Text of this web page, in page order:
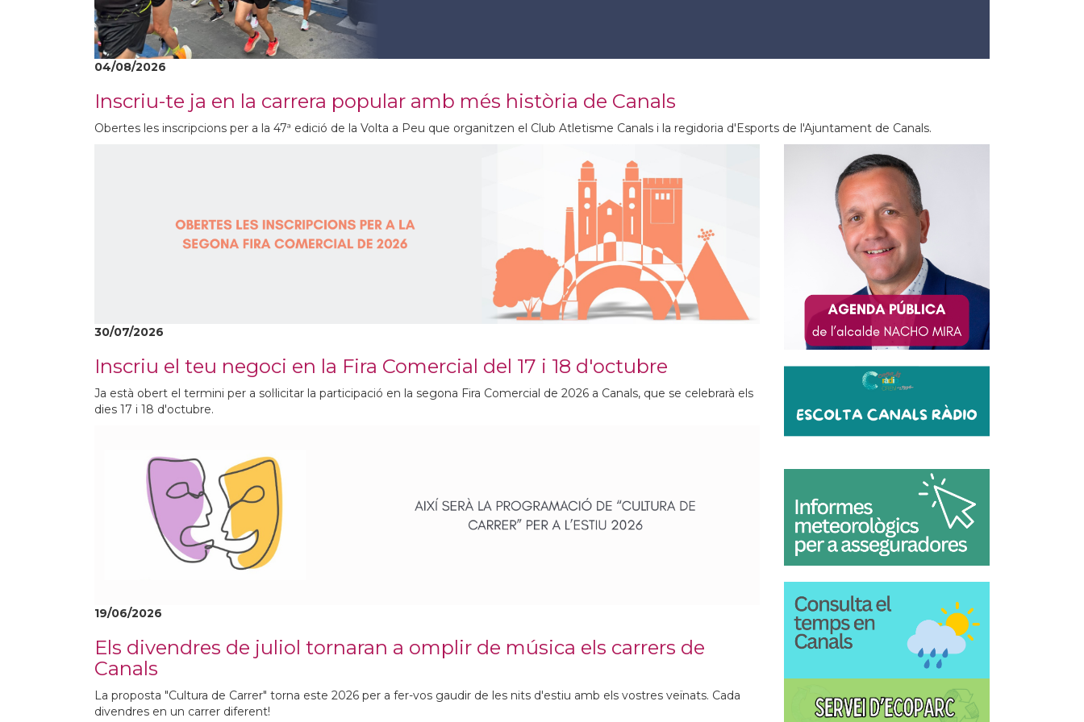
04/08/2026
Inscriu-te ja en la carrera popular amb més història de Canals
Obertes les inscripcions per a la 47ª edició de la Volta a Peu que organitzen el Club Atletisme Canals i la regidoria d'Esports de l'Ajuntament de Canals.
30/07/2026
Inscriu el teu negoci en la Fira Comercial del 17 i 18 d'octubre
Ja està obert el termini per a sol·licitar la participació en la segona Fira Comercial de 2026 a Canals, que se celebrarà els
dies 17 i 18 d'octubre.
19/06/2026
Els divendres de juliol tornaran a omplir de música els carrers de
Canals
La proposta "Cultura de Carrer" torna este 2026 per a fer-vos gaudir de les nits d'estiu amb els vostres veïnats. Cada
divendres en un carrer diferent!